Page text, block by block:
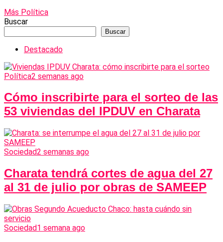
Más Política
Buscar
Buscar
Destacado
Política2 semanas ago
Cómo inscribirte para el sorteo de las
53 viviendas del IPDUV en Charata
Sociedad2 semanas ago
Charata tendrá cortes de agua del 27
al 31 de julio por obras de SAMEEP
Sociedad1 semana ago